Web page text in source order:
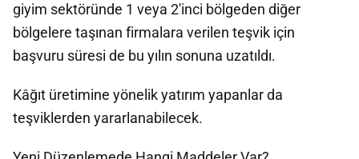
giyim sektöründe 1 veya 2'inci bölgeden diğer
bölgelere taşınan firmalara verilen teşvik için
başvuru süresi de bu yılın sonuna uzatıldı.
Kâğıt üretimine yönelik yatırım yapanlar da
teşviklerden yararlanabilecek.